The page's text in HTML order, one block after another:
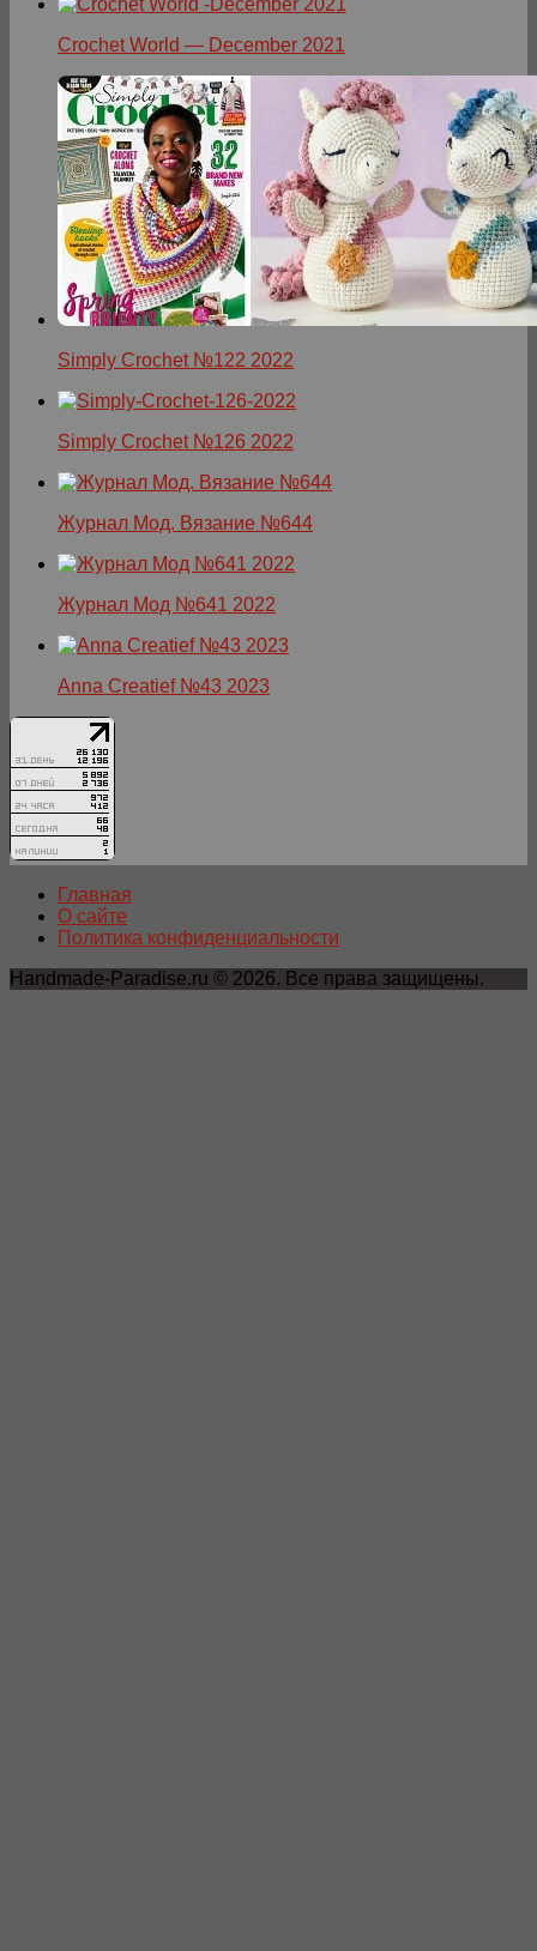
Crochet World — December 2021
Simply Crochet №122 2022
Simply Crochet №126 2022
Журнал Мод. Вязание №644
Журнал Мод №641 2022
Anna Creatief №43 2023
Главная
О сайте
Политика конфиденциальности
Handmade-Paradise.ru © 2026. Все права защищены.